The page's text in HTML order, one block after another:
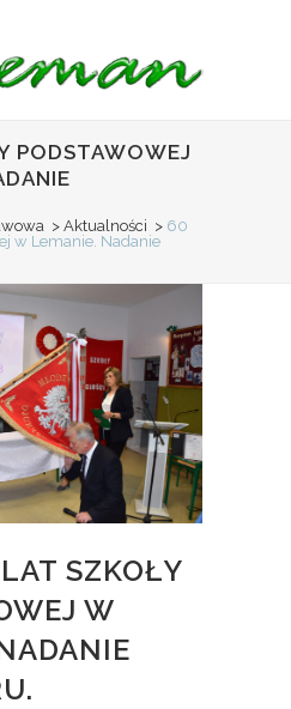
PODSTAWOWEJ
> Aktualności > 60
w Lemanie. Nadanie
SZKOŁY
W